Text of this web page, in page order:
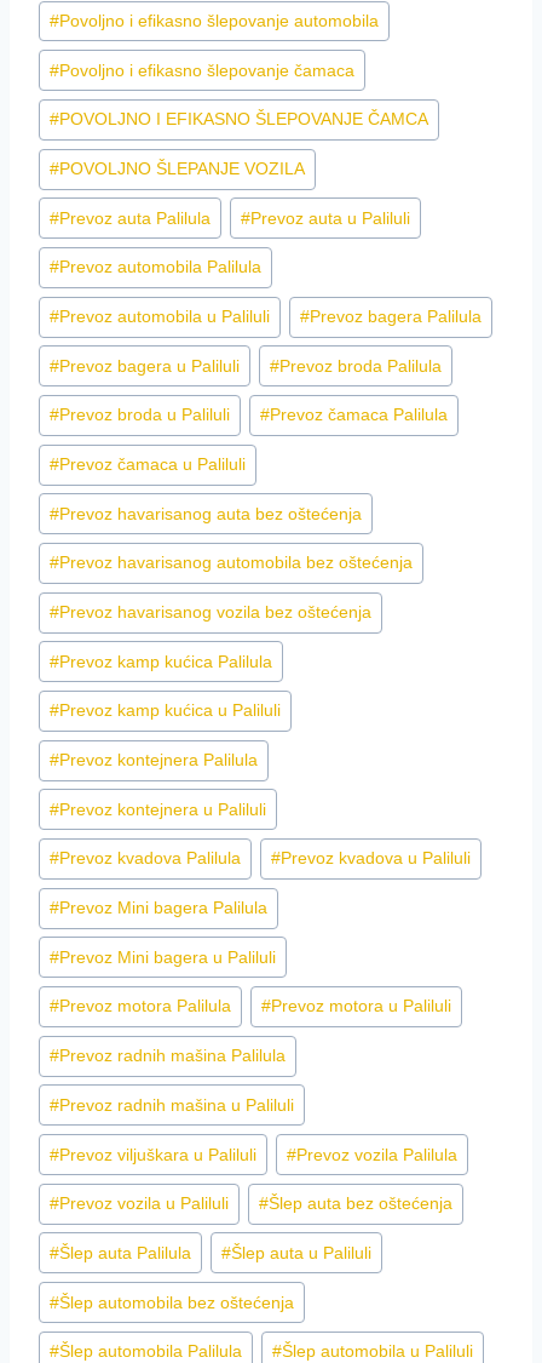
#Povoljno i efikasno šlepovanje automobila
#Povoljno i efikasno šlepovanje čamaca
#POVOLJNO I EFIKASNO ŠLEPOVANJE ČAMCA
#POVOLJNO ŠLEPANJE VOZILA
#Prevoz auta Palilula #Prevoz auta u Paliluli
#Prevoz automobila Palilula
#Prevoz automobila u Paliluli #Prevoz bagera Palilula
#Prevoz bagera u Paliluli #Prevoz broda Palilula
#Prevoz broda u Paliluli #Prevoz čamaca Palilula
#Prevoz čamaca u Paliluli
#Prevoz havarisanog auta bez oštećenja
#Prevoz havarisanog automobila bez oštećenja
#Prevoz havarisanog vozila bez oštećenja
#Prevoz kamp kućica Palilula
#Prevoz kamp kućica u Paliluli
#Prevoz kontejnera Palilula
#Prevoz kontejnera u Paliluli
#Prevoz kvadova Palilula #Prevoz kvadova u Paliluli
#Prevoz Mini bagera Palilula
#Prevoz Mini bagera u Paliluli
#Prevoz motora Palilula #Prevoz motora u Paliluli
#Prevoz radnih mašina Palilula
#Prevoz radnih mašina u Paliluli
#Prevoz viljuškara u Paliluli #Prevoz vozila Palilula
#Prevoz vozila u Paliluli #Šlep auta bez oštećenja
#Šlep auta Palilula #Šlep auta u Paliluli
#Šlep automobila bez oštećenja
#Šlep automobila Palilula #Šlep automobila u Paliluli